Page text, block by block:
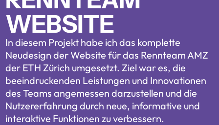
Team
Kontakt
jetzt starten
WEBSITE
In diesem Projekt habe ich das komplette
Neudesign der Website für das Rennteam AMZ
der ETH Zürich umgesetzt. Ziel war es, die
beeindruckenden Leistungen und Innovationen
des Teams angemessen darzustellen und die
Nutzererfahrung durch neue, informative und
interaktive Funktionen zu verbessern.